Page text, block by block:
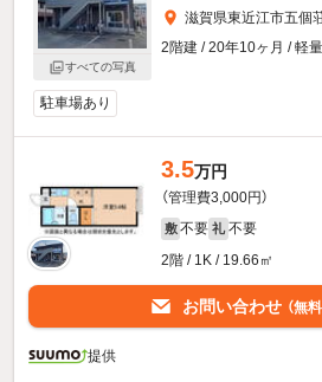
すべての写真
滋賀県東近江市五個
2階建 / 20年10ヶ月 / 軽
駐車場あり
3.5万円
（管理費3,000円）
敷 不要 礼 不要
2階 / 1K / 19.66㎡
お問い合わせ （無料
提供